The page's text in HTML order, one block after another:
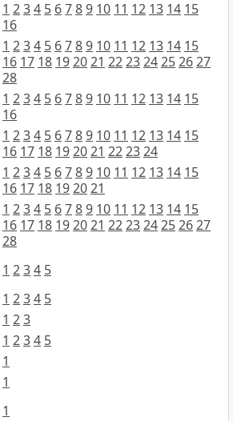
1 234 5 6789 10 11 12 13 14 15
16
1 234 5 6789 10 11 12 13 14 15
16 17 18 192021 222324252627
28
1 234 5 6789 10 11 12 13 14 15
16
1 234 5 6789 10 11 12 13 14 15
16 17 18 192021 222324
1 234 5 6789 10 11 12 13 14 15
16 17 18 192021
1 234 5 6789 10 11 12 13 14 15
16 17 18 192021 222324252627
28
1 234 5
1 234 5
1 23
1 234 5
1
1
1